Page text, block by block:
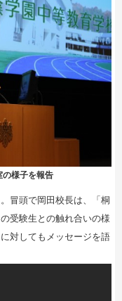
の様子を報告
冒頭で岡田校長は、「桐
受験生との触れ合いの様
対してもメッセージを語